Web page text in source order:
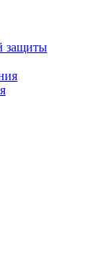
защиты